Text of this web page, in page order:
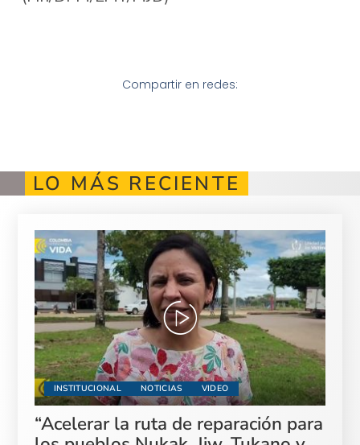
Compartir en redes:
LO MÁS RECIENTE
INSTITUCIONAL NOTICIAS VIDEO
“Acelerar la ruta de reparación para